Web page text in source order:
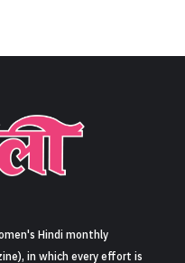
Hindi monthly
in which every effort is